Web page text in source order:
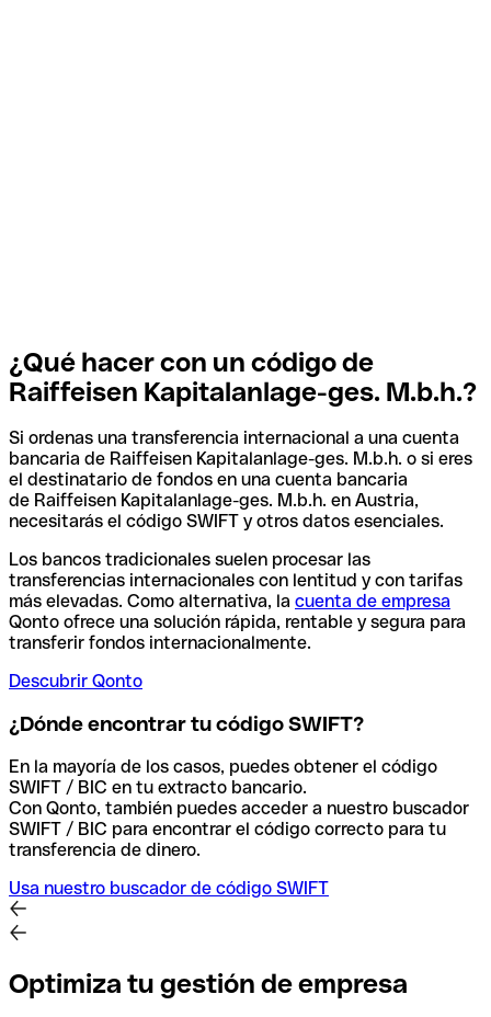
¿Qué hacer con un código de
Raiffeisen Kapitalanlage-ges. M.b.h.?
Si ordenas una transferencia internacional a una cuenta
bancaria de Raiffeisen Kapitalanlage-ges. M.b.h. o si eres
el destinatario de fondos en una cuenta bancaria
de Raiffeisen Kapitalanlage-ges. M.b.h. en Austria,
necesitarás el código SWIFT y otros datos esenciales.
Los bancos tradicionales suelen procesar las
transferencias internacionales con lentitud y con tarifas
más elevadas. Como alternativa, la cuenta de empresa
Qonto ofrece una solución rápida, rentable y segura para
transferir fondos internacionalmente.
Descubrir Qonto
¿Dónde encontrar tu código SWIFT?
En la mayoría de los casos, puedes obtener el código
SWIFT / BIC en tu extracto bancario.
Con Qonto, también puedes acceder a nuestro buscador
SWIFT / BIC para encontrar el código correcto para tu
transferencia de dinero.
Usa nuestro buscador de código SWIFT
Optimiza tu gestión de empresa